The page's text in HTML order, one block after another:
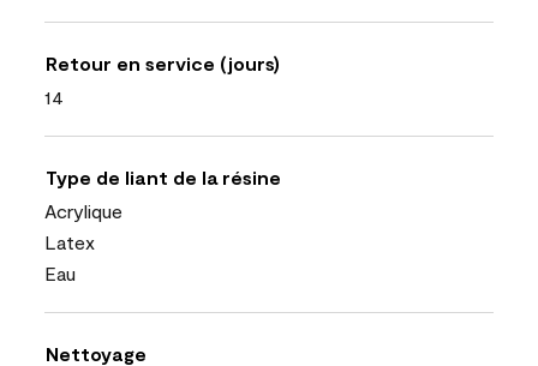
Retour en service (jours)
14
Type de liant de la résine
Acrylique
Latex
Eau
Nettoyage